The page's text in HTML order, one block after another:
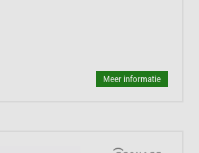
Meer informatie